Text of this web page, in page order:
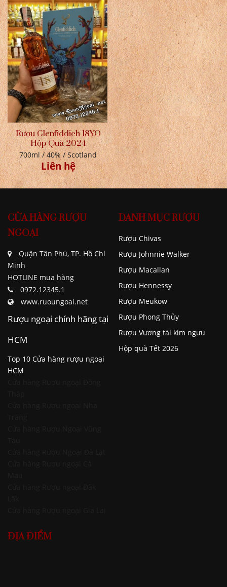
Rượu Glenfiddich 18YO
Hộp Quà 2024
700ml / 40% / Scotland
Liên hệ
CỬA HÀNG RƯỢU
NGOẠI
Quận Tân Phú, TP. Hồ Chí
Minh
HOTLINE mua hàng
0972.12345.1
www.ruoungoai.net
Rượu ngoại chính hãng tại
HCM
Top 10 Cửa hàng rượu ngoại
HCM
DANH MỤC RƯỢU
Rượu Chivas
Rượu Johnnie Walker
Rượu Macallan
Rượu Hennessy
Rượu Meukow
Rượu Phong Thủy
Rượu Vương tài kim ngưu
Hộp quà Tết 2026
ĐỊA ĐIỂM